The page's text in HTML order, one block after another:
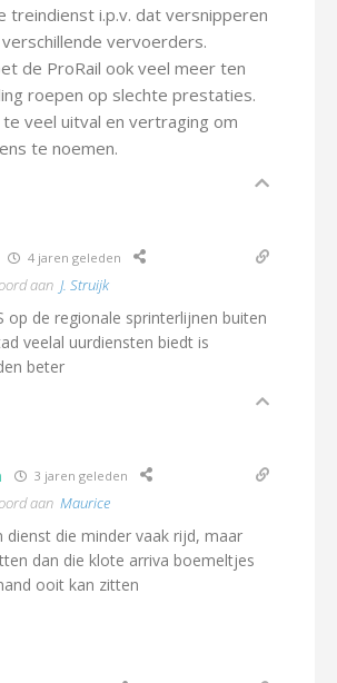
treindienst i.p.v. dat versnipperen
vervoerders.
de ProRail ook veel meer ten
roepen op slechte prestaties.
te veel uitval en vertraging om
te noemen.
4 jaren geleden
aan J. Struijk
op de regionale sprinterlijnen buiten
veelal uurdiensten biedt is
beter
3 jaren geleden
aan Maurice
dienst die minder vaak rijd, maar
dan die klote arriva boemeltjes
ooit kan zitten